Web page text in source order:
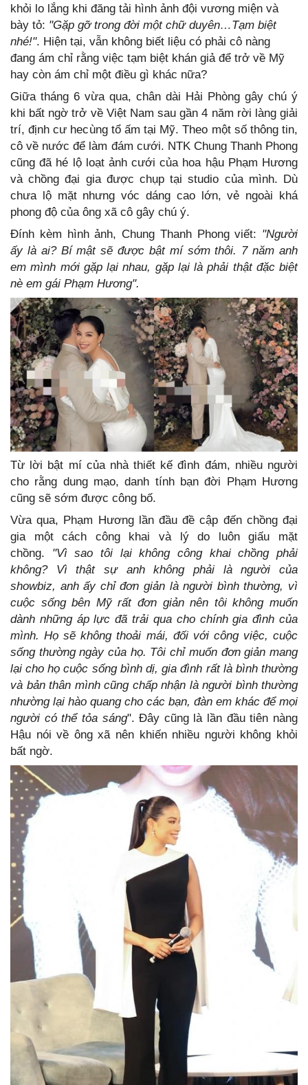
khỏi lo lắng khi đăng tải hình ảnh đội vương miện và
bày tỏ: "Gặp gỡ trong đời một chữ duyên…Tạm biệt
nhé!". Hiện tại, vẫn không biết liệu có phải cô nàng
đang ám chỉ rằng việc tạm biệt khán giả để trở về Mỹ
hay còn ám chỉ một điều gì khác nữa?
Giữa tháng 6 vừa qua, chân dài Hải Phòng gây chú ý
khi bất ngờ trở về Việt Nam sau gần 4 năm rời làng giải
trí, định cư hecùng tổ ấm tại Mỹ. Theo một số thông tin,
cô về nước để làm đám cưới. NTK Chung Thanh Phong
cũng đã hé lộ loạt ảnh cưới của hoa hậu Phạm Hương
và chồng đại gia được chụp tại studio của mình. Dù
chưa lộ mặt nhưng vóc dáng cao lớn, vẻ ngoài khá
phong độ của ông xã cô gây chú ý.
Đính kèm hình ảnh, Chung Thanh Phong viết: "Người
ấy là ai? Bí mật sẽ được bật mí sớm thôi. 7 năm anh
em mình mới gặp lại nhau, gặp lại là phải thật đặc biệt
nè em gái Phạm Hương".
Từ lời bật mí của nhà thiết kế đình đám, nhiều người
cho rằng dung mạo, danh tính bạn đời Phạm Hương
cũng sẽ sớm được công bố.
Vừa qua, Phạm Hương lần đầu đề cập đến chồng đại
gia một cách công khai và lý do luôn giấu mặt
chồng. "Vì sao tôi lại không công khai chồng phải
không? Vì thật sự anh không phải là người của
showbiz, anh ấy chỉ đơn giản là người bình thường, vì
cuộc sống bên Mỹ rất đơn giản nên tôi không muốn
dành những áp lực đã trải qua cho chính gia đình của
mình. Họ sẽ không thoải mái, đối với công việc, cuộc
sống thường ngày của họ. Tôi chỉ muốn đơn giản mang
lại cho họ cuộc sống bình dị, gia đình rất là bình thường
và bản thân mình cũng chấp nhận là người bình thường
nhường lại hào quang cho các bạn, đàn em khác để mọi
người có thể tỏa sáng". Đây cũng là lần đầu tiên nàng
Hậu nói về ông xã nên khiến nhiều người không khỏi
bất ngờ.